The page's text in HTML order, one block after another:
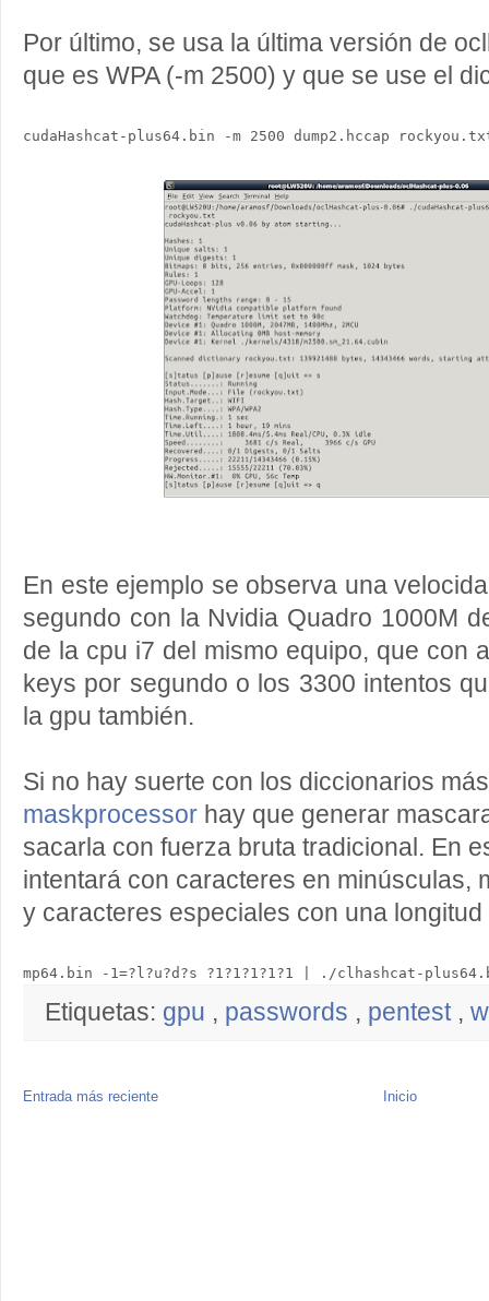
Por último, se usa la última versión de
que es WPA (-m 2500) y que se use el
cudaHashcat-plus64.bin -m 2500 dump2.hccap
En este ejemplo se observa una
segundo con la Nvidia Quadro 1000M
de la cpu i7 del mismo equipo, que con
keys por segundo o los 3300 intentos
la gpu también.
Si no hay suerte con los diccionarios
maskprocessor hay que generar
sacarla con fuerza bruta tradicional. En
intentará con caracteres en minúsculas,
y caracteres especiales con una longitud
Etiquetas: gpu , passwords , pentest ,
Entrada más reciente Inicio